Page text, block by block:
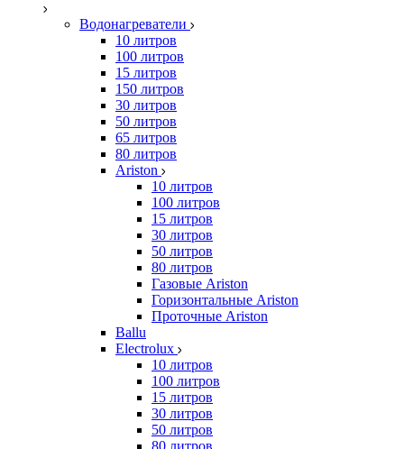
Водонагреватели
10 литров
100 литров
15 литров
150 литров
30 литров
50 литров
65 литров
80 литров
Ariston
10 литров
100 литров
15 литров
30 литров
50 литров
80 литров
Газовые Ariston
Горизонтальные Ariston
Проточные Ariston
Ballu
Electrolux
10 литров
100 литров
15 литров
30 литров
50 литров
80 литров